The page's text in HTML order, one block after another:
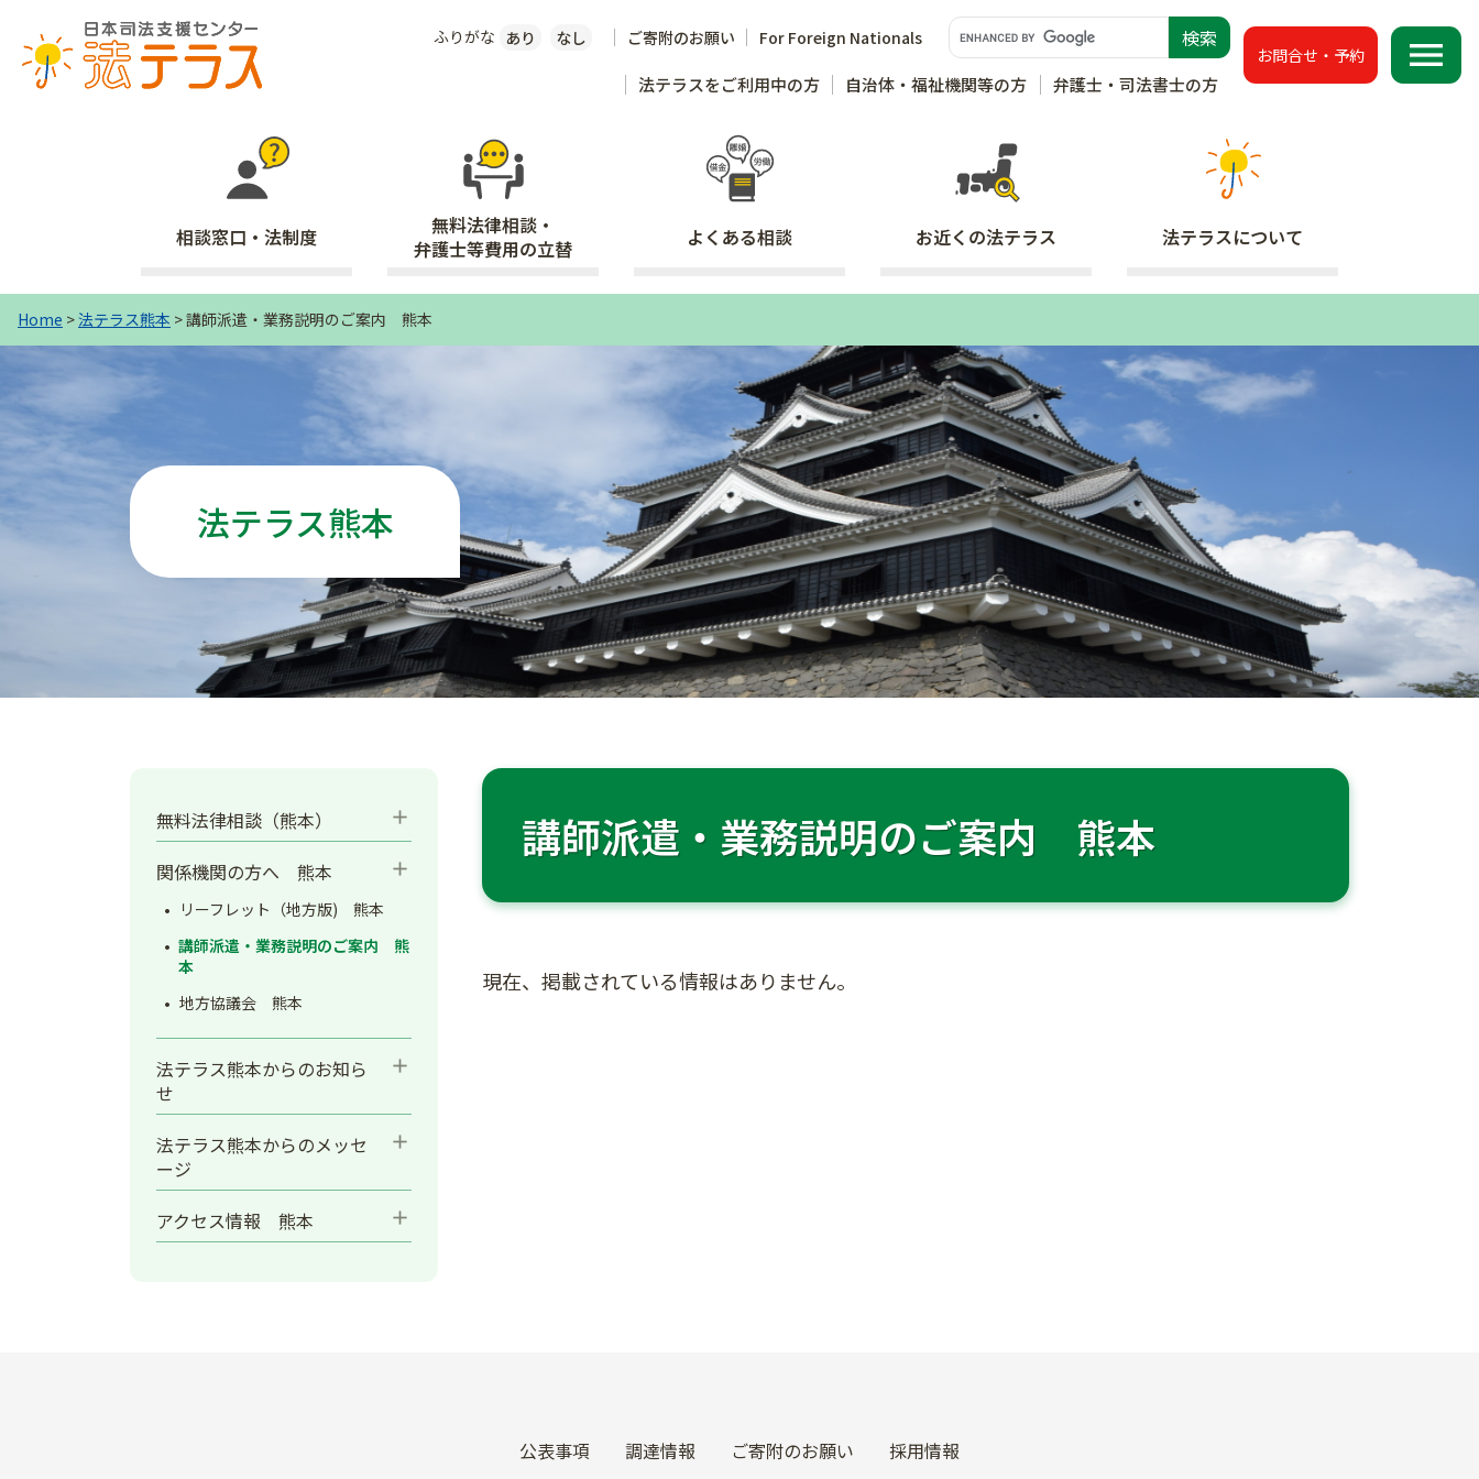
ふりがな あり なし ご寄附のお願い For Foreign Nationals
法テラスをご利用中の方 自治体・福祉機関等の方 弁護士・司法書士の方
お問合せ・予約 menu
相談窓口・法制度
無料法律相談・
弁護士等費用の立替
よくある相談 お近くの法テラス 法テラスについて
Home >法テラス熊本 > 講師派遣・業務説明のご案内 熊本
法テラス熊本
無料法律相談（熊本） add
関係機関の方へ 熊本 add
リーフレット（地方版) 熊本
講師派遣・業務説明のご案内 熊
本
地方協議会 熊本
法テラス熊本からのお知ら
せ
add
法テラス熊本からのメッセ
ージ
add
アクセス情報 熊本 add
講師派遣・業務説明のご案内 熊本
現在、掲載されている情報はありません。
公表事項 調達情報 ご寄附のお願い 採用情報